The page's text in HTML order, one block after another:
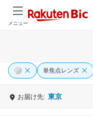
メニュー
単焦点レンズ
お届け先: 東京